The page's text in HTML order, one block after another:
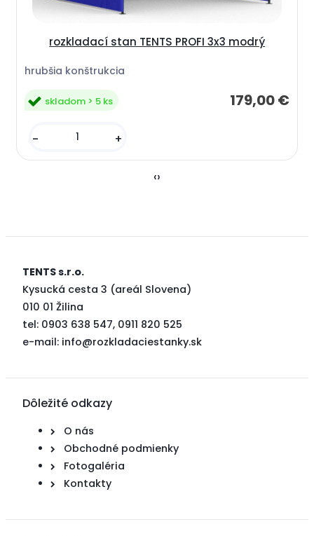
rozkladací stan TENTS PROFI 3x3 modrý
hrubšia konštrukcia
179,00 €
- +
skladom > 5 ks
‹›
TENTS s.r.o.
Kysucká cesta 3 (areál Slovena)
010 01 Žilina
tel: 0903 638 547, 0911 820 525
e-mail: info@rozkladaciestanky.sk
Dôležité odkazy
O nás
Obchodné podmienky
Fotogaléria
Kontakty